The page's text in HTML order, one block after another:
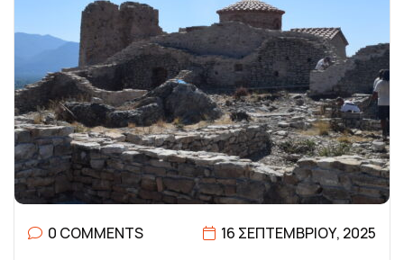
0 COMMENTS 16 ΣΕΠΤΕΜΒΡΊΟΥ, 2025